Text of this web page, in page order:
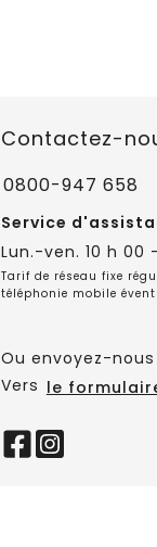
Contactez-
0800-947 658
Service
Lun.-ven. 10 h 00
Tarif de réseau fixe
téléphonie mobile
Ou envoyez-
Vers le